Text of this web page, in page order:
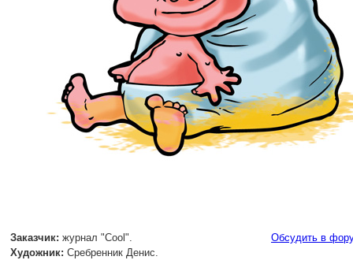
Заказчик: журнал "Cool".
Художник: Сребренник Денис.
Обсудить в